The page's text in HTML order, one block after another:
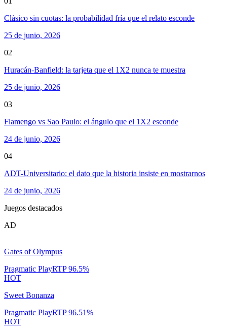
Clásico sin cuotas: la probabilidad fría que el relato esconde
25 de junio, 2026
02
Huracán-Banfield: la tarjeta que el 1X2 nunca te muestra
25 de junio, 2026
03
Flamengo vs Sao Paulo: el ángulo que el 1X2 esconde
24 de junio, 2026
04
ADT-Universitario: el dato que la historia insiste en mostrarnos
24 de junio, 2026
Juegos destacados
AD
Gates of Olympus
Pragmatic PlayRTP96.5%
HOT
Sweet Bonanza
Pragmatic PlayRTP96.51%
HOT